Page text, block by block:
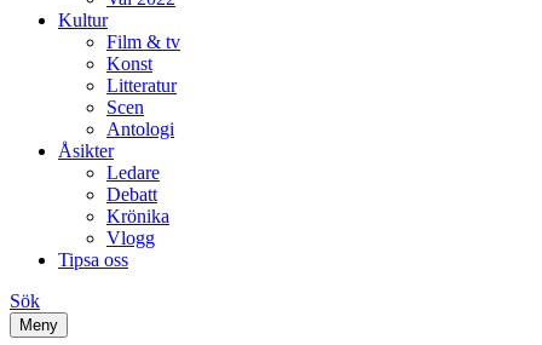
Kultur
Film & tv
Konst
Litteratur
Scen
Antologi
Åsikter
Ledare
Debatt
Krönika
Vlogg
Tipsa oss
Sök
Meny